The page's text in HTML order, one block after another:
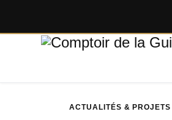
ACTUALITÉS & PROJETS